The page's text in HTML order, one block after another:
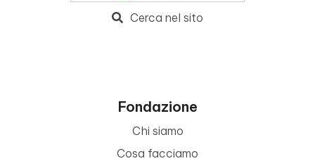
Cerca nel sito
Fondazione
Chi siamo
Cosa facciamo